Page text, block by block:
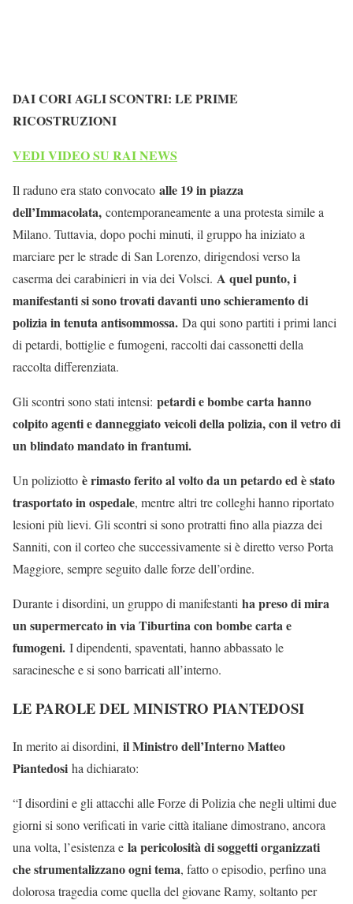
DAI CORI AGLI SCONTRI: LE PRIME
RICOSTRUZIONI
VEDI VIDEO SU RAI NEWS
Il raduno era stato convocato alle 19 in piazza
dell’Immacolata, contemporaneamente a una protesta simile a
Milano. Tuttavia, dopo pochi minuti, il gruppo ha iniziato a
marciare per le strade di San Lorenzo, dirigendosi verso la
caserma dei carabinieri in via dei Volsci. A quel punto, i
manifestanti si sono trovati davanti uno schieramento di
polizia in tenuta antisommossa. Da qui sono partiti i primi lanci
di petardi, bottiglie e fumogeni, raccolti dai cassonetti della
raccolta differenziata.
Gli scontri sono stati intensi: petardi e bombe carta hanno
colpito agenti e danneggiato veicoli della polizia, con il vetro di
un blindato mandato in frantumi.
Un poliziotto è rimasto ferito al volto da un petardo ed è stato
trasportato in ospedale, mentre altri tre colleghi hanno riportato
lesioni più lievi. Gli scontri si sono protratti fino alla piazza dei
Sanniti, con il corteo che successivamente si è diretto verso Porta
Maggiore, sempre seguito dalle forze dell’ordine.
Durante i disordini, un gruppo di manifestanti ha preso di mira
un supermercato in via Tiburtina con bombe carta e
fumogeni. I dipendenti, spaventati, hanno abbassato le
saracinesche e si sono barricati all’interno.
LE PAROLE DEL MINISTRO PIANTEDOSI
In merito ai disordini, il Ministro dell’Interno Matteo
Piantedosi ha dichiarato:
“I disordini e gli attacchi alle Forze di Polizia che negli ultimi due
giorni si sono verificati in varie città italiane dimostrano, ancora
una volta, l’esistenza e la pericolosità di soggetti organizzati
che strumentalizzano ogni tema, fatto o episodio, perfino una
dolorosa tragedia come quella del giovane Ramy, soltanto per